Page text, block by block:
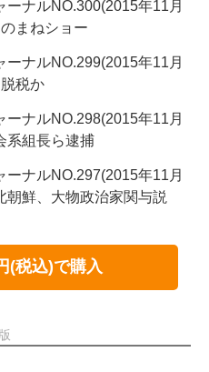
ーナルNO.300(2015年11月
まねショー
ーナルNO.299(2015年11月
税か
ーナルNO.298(2015年11月
系組長ら逮捕
ーナルNO.297(2015年11月
朝鮮、大物政治家関与説
(税込)で購入